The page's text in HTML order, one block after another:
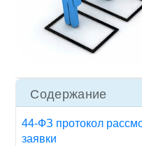
Содержание
44-ФЗ протокол
заявки